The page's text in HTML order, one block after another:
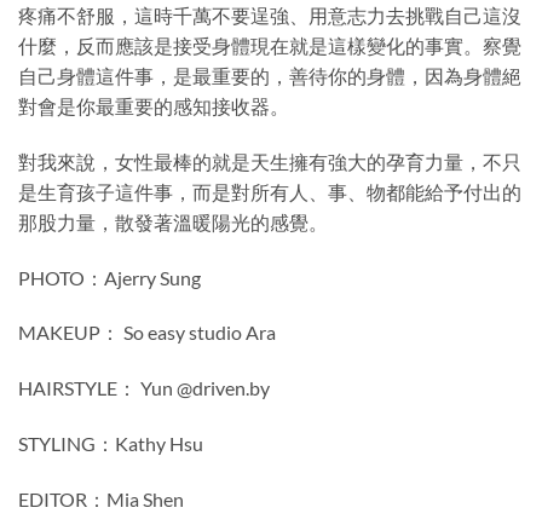
疼痛不舒服，這時千萬不要逞強、用意志力去挑戰自己這沒
什麼，反而應該是接受身體現在就是這樣變化的事實。察覺
自己身體這件事，是最重要的，善待你的身體，因為身體絕
對會是你最重要的感知接收器。
對我來說，女性最棒的就是天生擁有強大的孕育力量，不只
是生育孩子這件事，而是對所有人、事、物都能給予付出的
那股力量，散發著溫暖陽光的感覺。
PHOTO：Ajerry Sung
MAKEUP： So easy studio Ara
HAIRSTYLE： Yun @driven.by
STYLING：Kathy Hsu
EDITOR：Mia Shen